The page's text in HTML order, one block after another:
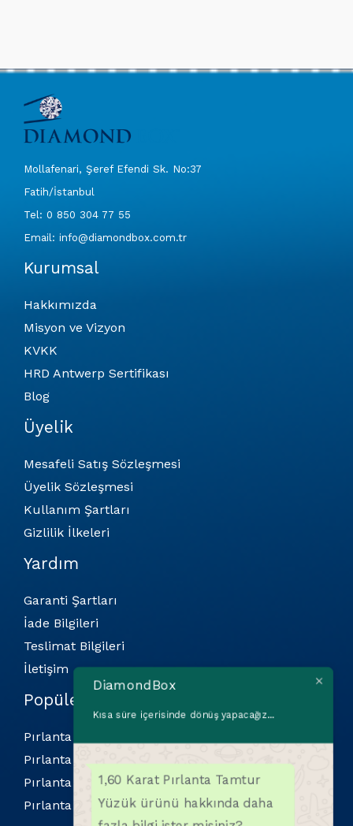
Mollafenari, Şeref Efendi Sk. No:37
Fatih/İstanbul
Tel: 0 850 304 77 55
Email: info@diamondbox.com.tr
Kurumsal
Hakkımızda
Misyon ve Vizyon
KVKK
HRD Antwerp Sertifikası
Blog
Üyelik
Mesafeli Satış Sözleşmesi
Üyelik Sözleşmesi
Kullanım Şartları
Gizlilik İlkeleri
Yardım
Garanti Şartları
İade Bilgileri
Teslimat Bilgileri
İletişim
Popüler Kategoriler
Pırlanta Bilekliler
Pırlanta Kolyeler
Pırlanta Küpeler
Pırlanta Yüzükler
DiamondBox
Kısa süre içerisinde dönüş yapacağız...
1,60 Karat Pırlanta Tamtur
Yüzük ürünü hakkında daha